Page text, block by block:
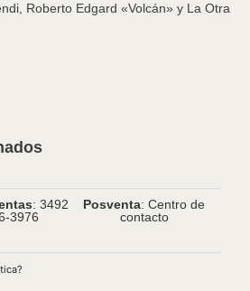
Roberto Edgard «Volcán» y La Otra
: 3492
3976
Posventa: Centro de
contacto